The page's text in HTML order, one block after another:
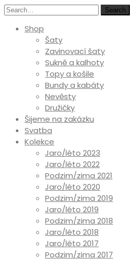
Search
Shop
Šaty
Zavinovací šaty
Sukně a kalhoty
Topy a košile
Bundy a kabáty
Nevěsty
Družičky
Šijeme na zakázku
Svatba
Kolekce
Jaro/léto 2023
Jaro/léto 2022
Podzim/zima 2021
Jaro/léto 2020
Podzim/zima 2019
Jaro/léto 2019
Podzim/zima 2018
Jaro/léto 2018
Jaro/léto 2017
Podzim/zima 2017